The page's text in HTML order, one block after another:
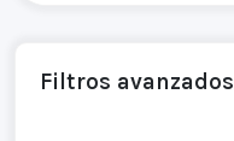
Filtros avanzados